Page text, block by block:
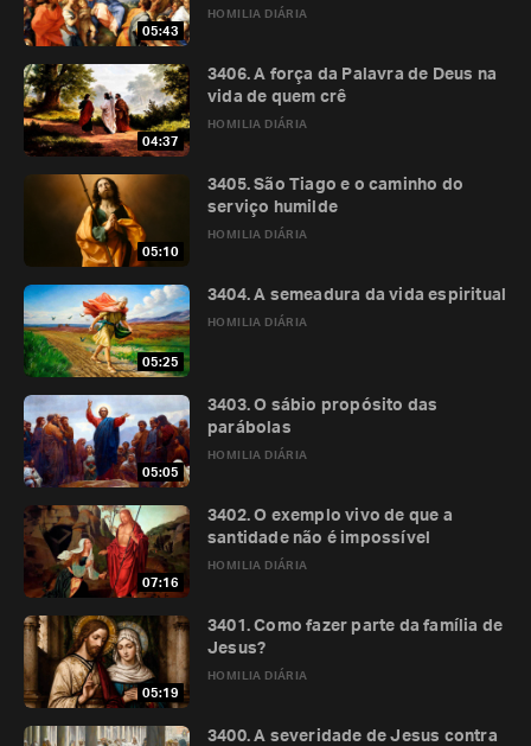
05:43
HOMILIA DIÁRIA
04:37
HOMILIA DIÁRIA
3406. A força da Palavra de Deus na
vida de quem crê
05:10
HOMILIA DIÁRIA
3405. São Tiago e o caminho do
serviço humilde
05:25
HOMILIA DIÁRIA
3404. A semeadura da vida espiritual
05:05
HOMILIA DIÁRIA
3403. O sábio propósito das
parábolas
07:16
HOMILIA DIÁRIA
3402. O exemplo vivo de que a
santidade não é impossível
05:19
HOMILIA DIÁRIA
3401. Como fazer parte da família de
Jesus?
3400. A severidade de Jesus contra